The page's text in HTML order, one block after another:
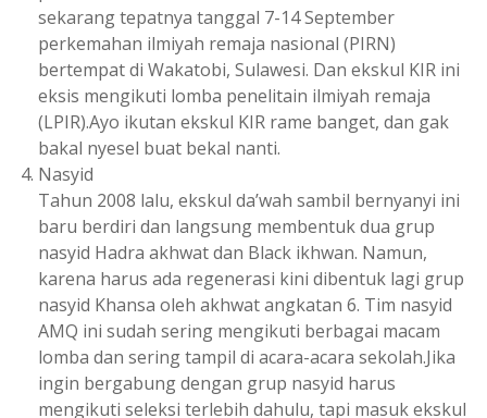
sekarang tepatnya tanggal 7-14 September
perkemahan ilmiyah remaja nasional (PIRN)
bertempat di Wakatobi, Sulawesi. Dan ekskul KIR ini
eksis mengikuti lomba penelitain ilmiyah remaja
(LPIR).Ayo ikutan ekskul KIR rame banget, dan gak
bakal nyesel buat bekal nanti.
Nasyid
Tahun 2008 lalu, ekskul da’wah sambil bernyanyi ini
baru berdiri dan langsung membentuk dua grup
nasyid Hadra akhwat dan Black ikhwan. Namun,
karena harus ada regenerasi kini dibentuk lagi grup
nasyid Khansa oleh akhwat angkatan 6. Tim nasyid
AMQ ini sudah sering mengikuti berbagai macam
lomba dan sering tampil di acara-acara sekolah.Jika
ingin bergabung dengan grup nasyid harus
mengikuti seleksi terlebih dahulu, tapi masuk ekskul